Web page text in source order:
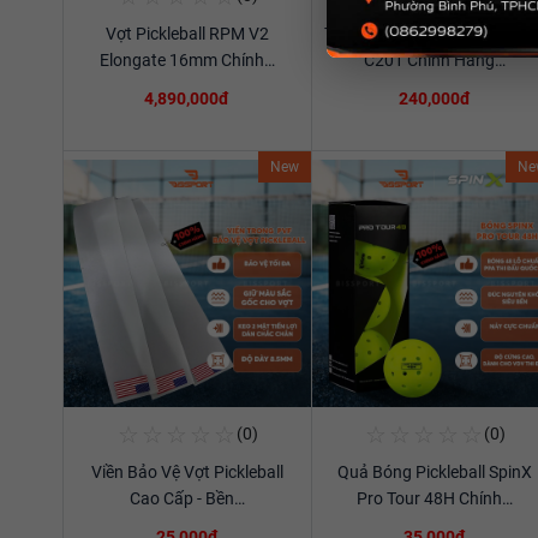
Vợt Pickleball RPM V2
Elongate 16mm Chính…
4,890,000đ
Túi Thể Thao Cầu Lông Ywyat
C201 Chính Hãng…
240,000đ
New
Xem chi tiết
(0)
Viền Bảo Vệ Vợt Pickleball
Cao Cấp - Bền…
Xem chi tiết
(0)
Quả Bóng Pickleball SpinX
Pro Tour 48H Chính…